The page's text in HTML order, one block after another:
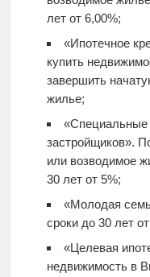
лет от 6,00%;
«Ипотечное
купить
завершить
жилье;
«Специальные
застройщиков».
или возводимое
30 лет от 5%;
«Молодая
сроки до 30 лет
«Целевая
недвижимость в